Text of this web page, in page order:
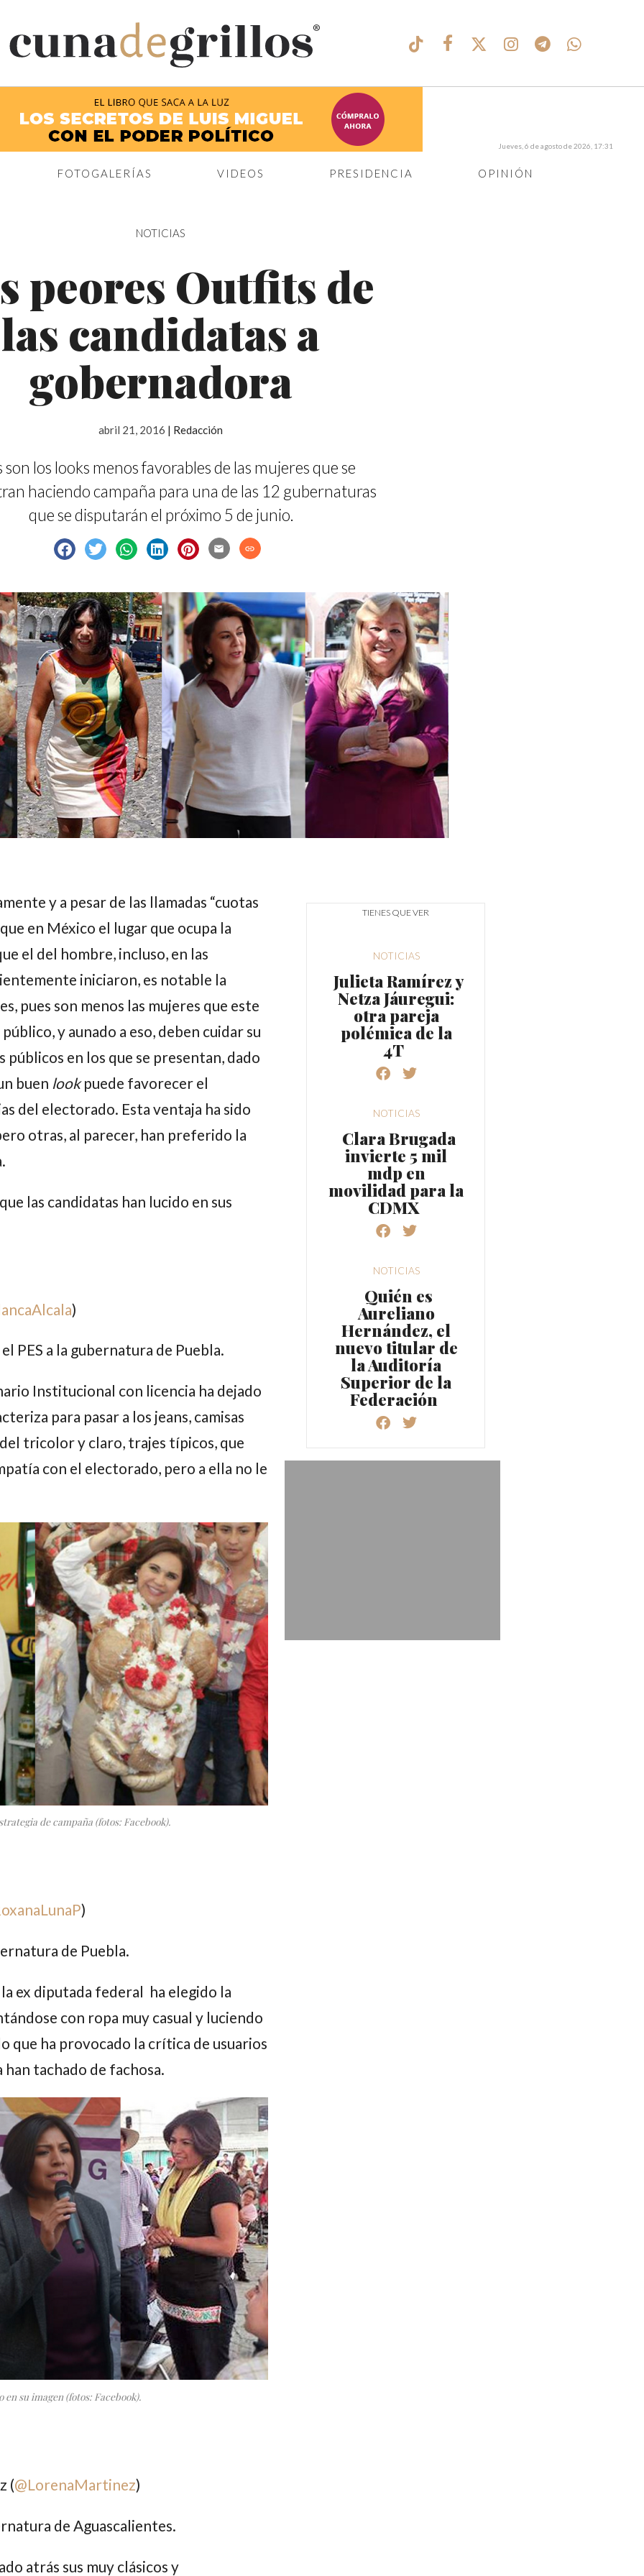
®
FOTOGALERÍAS VIDEOS PRESIDENCIA OPINIÓN
Jueves, 6 de agosto de 2026, 17:31
NOTICIAS
peores Outfits de
las candidatas a
gobernadora
abril 21, 2016 | Redacción
son los looks menos favorables de las mujeres que se
haciendo campaña para una de las 12 gubernaturas
que se disputarán el próximo 5 de junio.
email link
y a pesar de las llamadas “cuotas
en México el lugar que ocupa la
el del hombre, incluso, en las
iniciaron, es notable la
pues son menos las mujeres que este
y aunado a eso, deben cuidar su
en los que se presentan, dado
buen lookpuede favorecer el
del electorado. Esta ventaja ha sido
otras, al parecer, han preferido la
las candidatas han lucido en sus
)
PES a la gubernatura de Puebla.
Institucional con licencia ha dejado
para pasar a los jeans, camisas
tricolor y claro, trajes típicos, que
con el electorado, pero a ella no le
de campaña (fotos: Facebook).
)
de Puebla.
la ex diputada federal ha elegido la
con ropa muy casual y luciendo
que ha provocado la crítica de usuarios
han tachado de fachosa.
su imagen (fotos: Facebook).
(@LorenaMartinez)
de Aguascalientes.
atrás sus muy clásicos y
TIENES QUE VER
NOTICIAS
Julieta Ramírez y
Netza Jáuregui:
otra pareja
polémica de la
4T
NOTICIAS
Clara Brugada
invierte 5 mil
mdp en
movilidad para la
CDMX
NOTICIAS
Quién es
Aureliano
Hernández, el
nuevo titular de
la Auditoría
Superior de la
Federación